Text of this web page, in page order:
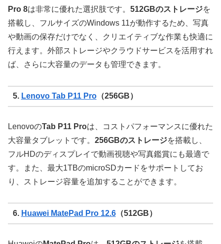
Pro 8は非常に優れた選択肢です。 512GBのストレージを
搭載し、フルサイズのWindows 11が動作するため、写真
や動画の保存だけでなく、クリエイティブな作業も快適に
行えます。外部ストレージやクラウドサービスを活用すれ
ば、さらに大容量のデータも管理できます。
5. Lenovo Tab P11 Pro（256GB）
LenovoのTab P11 Proは、コストパフォーマンスに優れた
大容量タブレットです。 256GBのストレージを搭載し、
フルHDのディスプレイで動画視聴や写真鑑賞にも最適で
す。また、最大1TBのmicroSDカードをサポートしてお
り、ストレージ容量を追加することができます。
6. Huawei MatePad Pro 12.6（512GB）